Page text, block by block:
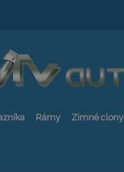
Rámy Zimné clony